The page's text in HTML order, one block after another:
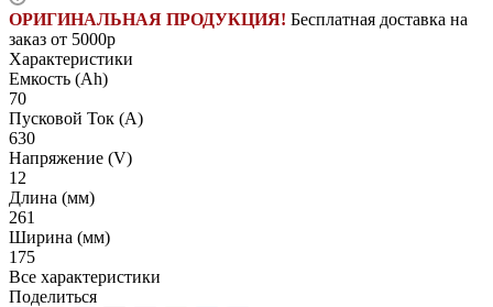
ОРИГИНАЛЬНАЯ ПРОДУКЦИЯ! Бесплатная доставка на
заказ от 5000р
Характеристики
Емкость (Ah)
70
Пусковой Ток (A)
630
Напряжение (V)
12
Длина (мм)
261
Ширина (мм)
175
Все характеристики
Поделиться